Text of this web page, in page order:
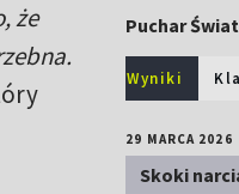
że
Puchar
Wyniki
29 MARCA 2026
Skoki